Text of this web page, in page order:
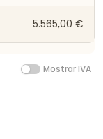
5.565,00 €
Mostrar IVA